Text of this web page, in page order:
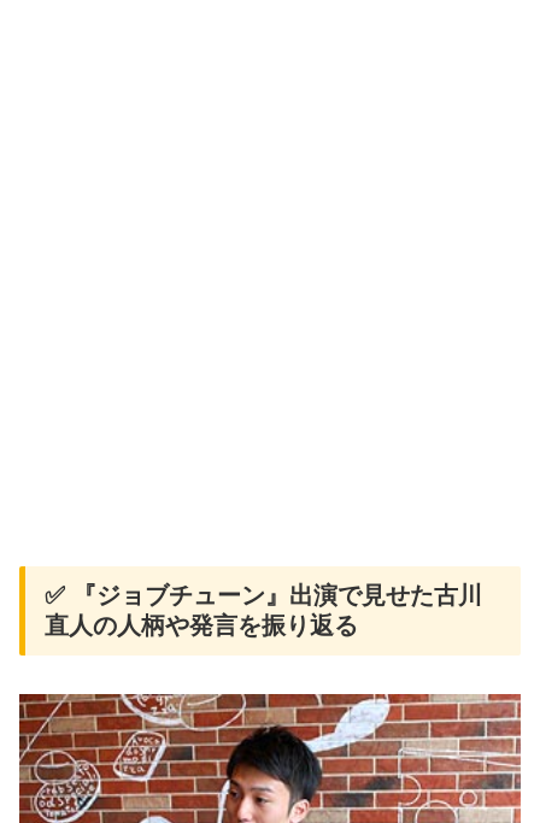
✅ 『ジョブチューン』出演で見せた古川
直人の人柄や発言を振り返る